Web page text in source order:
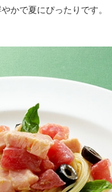
かで夏にぴったりです。